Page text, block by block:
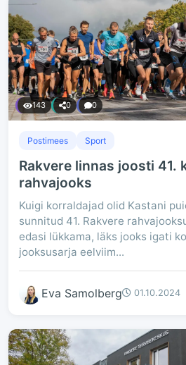
143 0 0
Postimees Sport
Rakvere linnas joosti 41.
rahvajooks
Kuigi korraldajad olid Kastani
sunnitud 41. Rakvere
edasi lükkama, läks jooks igati
jooksusarja eelviim...
Eva Samolberg 01.10.2024